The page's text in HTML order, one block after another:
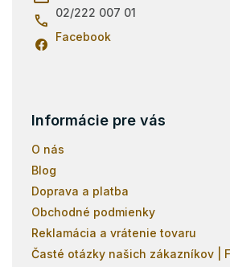
02/222 007 01
Facebook
Informácie pre vás
O nás
Blog
Doprava a platba
Obchodné podmienky
Reklamácia a vrátenie tovaru
Časté otázky našich zákazníkov |